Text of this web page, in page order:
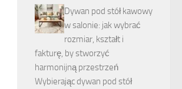
Dywan pod stół kawowy
w salonie: jak wybrać
rozmiar, kształt i
fakturę, by stworzyć
harmonijną przestrzeń
Wybierając dywan pod stół